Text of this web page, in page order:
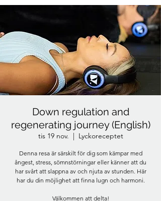
Down regulation and
regenerating journey (English)
tis 19 nov.
  |
Lyckoreceptet
Denna resa är särskilt för dig som kämpar med
ångest, stress, sömnstörningar eller känner att du
har svårt att slappna av och njuta av stunden. Här
har du din möjlighet att finna lugn och harmoni.
Välkommen att delta!